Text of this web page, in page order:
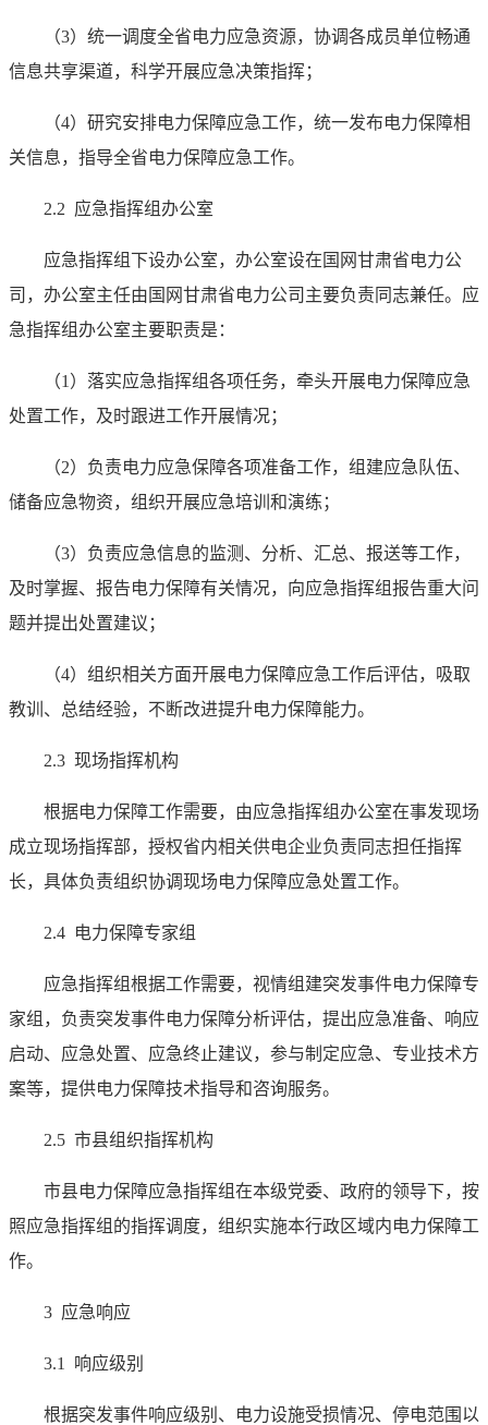
（3）统一调度全省电力应急资源，协调各成员单位畅通
信息共享渠道，科学开展应急决策指挥；
（4）研究安排电力保障应急工作，统一发布电力保障相
关信息，指导全省电力保障应急工作。
2.2 应急指挥组办公室
应急指挥组下设办公室，办公室设在国网甘肃省电力公
司，办公室主任由国网甘肃省电力公司主要负责同志兼任。应
急指挥组办公室主要职责是：
（1）落实应急指挥组各项任务，牵头开展电力保障应急
处置工作，及时跟进工作开展情况；
（2）负责电力应急保障各项准备工作，组建应急队伍、
储备应急物资，组织开展应急培训和演练；
（3）负责应急信息的监测、分析、汇总、报送等工作，
及时掌握、报告电力保障有关情况，向应急指挥组报告重大问
题并提出处置建议；
（4）组织相关方面开展电力保障应急工作后评估，吸取
教训、总结经验，不断改进提升电力保障能力。
2.3 现场指挥机构
根据电力保障工作需要，由应急指挥组办公室在事发现场
成立现场指挥部，授权省内相关供电企业负责同志担任指挥
长，具体负责组织协调现场电力保障应急处置工作。
2.4 电力保障专家组
应急指挥组根据工作需要，视情组建突发事件电力保障专
家组，负责突发事件电力保障分析评估，提出应急准备、响应
启动、应急处置、应急终止建议，参与制定应急、专业技术方
案等，提供电力保障技术指导和咨询服务。
2.5 市县组织指挥机构
市县电力保障应急指挥组在本级党委、政府的领导下，按
照应急指挥组的指挥调度，组织实施本行政区域内电力保障工
作。
3 应急响应
3.1 响应级别
根据突发事件响应级别、电力设施受损情况、停电范围以